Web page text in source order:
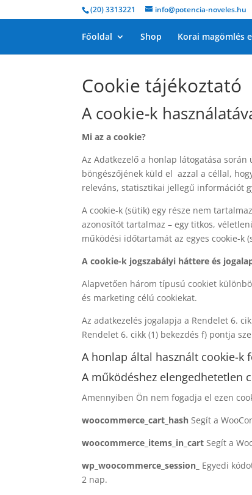
(20) 3313221 info@potencia-noveles.hu
Főoldal Shop Korai magömlés
Cookie tájékoztató
A cookie-k
Mi az a cookie?
Az Adatkezelő a honlap látogatása
böngészőjének küld el azzal a céllal,
releváns, statisztikai jellegű információt
A cookie-k (sütik) egy része nem
azonosítót tartalmaz – egy titkos,
működési időtartamát az egyes cookie-k
A cookie-k jogszabályi háttere és
Alapvetően három típusú cookiet
és marketing célú cookiekat.
Az adatkezelés jogalapja a Rendelet 6.
Rendelet 6. cikk (1) bekezdés f) pontja
A honlap által használt cookie-k
A működéshez elengedhetetlen
Amennyiben Ön nem fogadja el ezen
woocommerce_cart_hash Segít a
woocommerce_items_in_cart Segít a
wp_woocommerce_session_ Egyedi
2 nap.